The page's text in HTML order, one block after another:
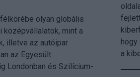
olyan globális
középvállalatok, mint a
illetve az autóipar
az Egyesült
Londonban és Szilícium-
a